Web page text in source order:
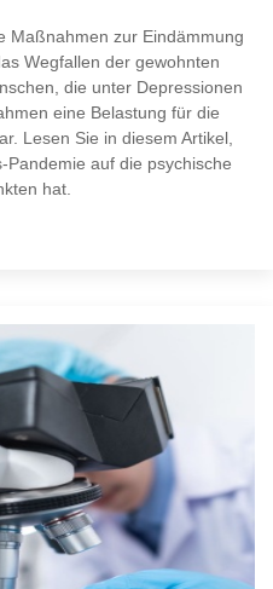
Maßnahmen zur Eindämmung
Wegfallen der gewohnten
die unter Depressionen
eine Belastung für die
Lesen Sie in diesem Artikel,
auf die psychische
hat.